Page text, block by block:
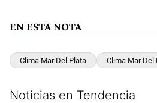
EN ESTA NOTA
Clima Mar Del Plata Clima Mar Del
Noticias en Tendencia